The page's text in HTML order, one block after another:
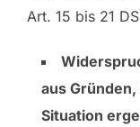
Art. 15 bis 21
aus
Situation